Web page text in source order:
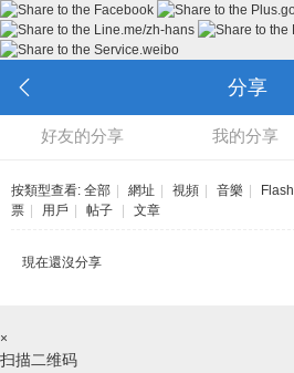
分享
好友的分享 我的分享
按類型查看: 全部 網址 視頻 音樂 Flash
票
用戶 帖子 文章
現在還沒分享
×
扫描二维码